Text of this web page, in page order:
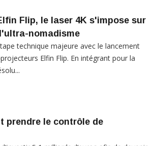
Flip, le laser 4K s'impose sur
nomadisme
technique majeure avec le lancement
Elfin Flip. En intégrant pour la
prendre le contrôle de